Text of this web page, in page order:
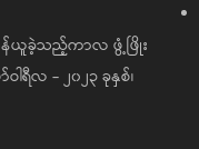
န်ယူခဲ့သည့်ကာလ ဖွံ့ဖြိုး
ါရီလ - ၂၀၂၃ ခုနှစ်၊